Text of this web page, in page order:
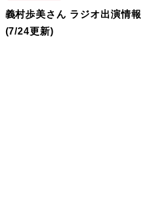
義村歩美さん ラジオ出演情報
(7/24更新)